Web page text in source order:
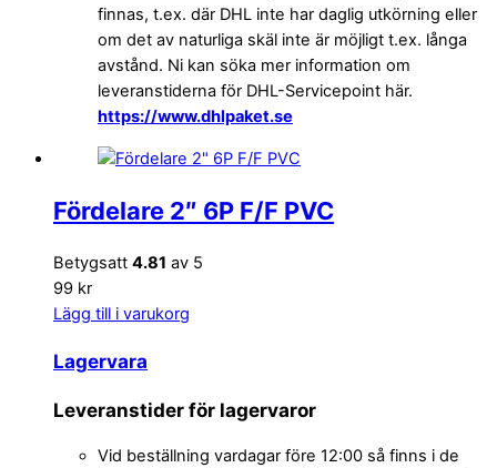
finnas, t.ex. där DHL inte har daglig utkörning eller
om det av naturliga skäl inte är möjligt t.ex. långa
avstånd. Ni kan söka mer information om
leveranstiderna för DHL-Servicepoint här.
https://www.dhlpaket.se
Fördelare 2″ 6P F/F PVC
Betygsatt 4.81 av 5
99 kr
Lägg till i varukorg
Lagervara
Leveranstider för lagervaror
Vid beställning vardagar före 12:00 så finns i de